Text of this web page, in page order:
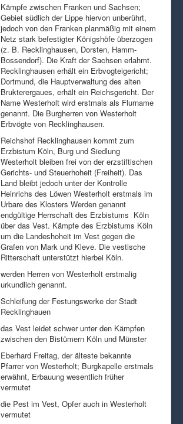
Kämpfe zwischen Franken und Sachsen;
Gebiet südlich der Lippe hiervon unberührt,
jedoch von den Franken planmäßig mit einem
Netz stark befestigter Königshöfe überzogen
(z. B. Recklinghausen, Dorsten, Hamm-
Bossendorf). Die Kraft der Sachsen erlahmt.
Recklinghausen erhält ein Erbvogteigericht;
Dortmund, die Hauptverwaltung des alten
Brukterergaues, erhält ein Reichsgericht. Der
Name Westerholt wird erstmals als Flurname
genannt. Die Burgherren von Westerholt
Erbvögte von Recklinghausen.
Reichshof Recklinghausen kommt zum
Erzbistum Köln, Burg und Siedlung
Westerholt bleiben frei von der erzstiftischen
Gerichts- und Steuerhoheit (Freiheit). Das
Land bleibt jedoch unter der Kontrolle
Heinrichs des Löwen Westerholt erstmals im
Urbare des Klosters Werden genannt
endgültige Herrschaft des Erzbistums Köln
über das Vest. Kämpfe des Erzbistums Köln
um die Landeshoheit im Vest gegen die
Grafen von Mark und Kleve. Die vestische
Ritterschaft unterstützt hierbei Köln.
werden Herren von Westerholt erstmalig
urkundlich genannt.
Schleifung der Festungswerke der Stadt
Recklinghauen
das Vest leidet schwer unter den Kämpfen
zwischen den Bistümern Köln und Münster
Eberhard Freitag, der älteste bekannte
Pfarrer von Westerholt; Burgkapelle erstmals
erwähnt, Erbauung wesentlich früher
vermutet
die Pest im Vest, Opfer auch in Westerholt
vermutet